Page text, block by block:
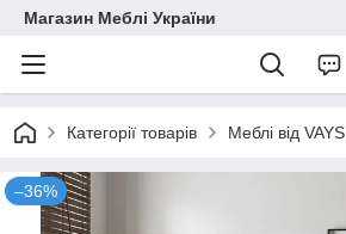
Магазин Меблі України
Категорії товарів Меблі від VAYS
–36%